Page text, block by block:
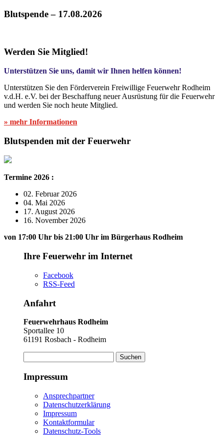
Blutspende – 17.08.2026
Werden Sie Mitglied!
Unterstützen Sie uns, damit wir Ihnen helfen können!
Unterstützen Sie den Förderverein Freiwillige Feuerwehr Rodheim
v.d.H. e.V. bei der Beschaffung neuer Ausrüstung für die Feuerwehr
und werden Sie noch heute Mitglied.
» mehr Informationen
Blutspenden mit der Feuerwehr
Termine 2026 :
02. Februar 2026
04. Mai 2026
17. August 2026
16. November 2026
von 17:00 Uhr bis 21:00 Uhr im Bürgerhaus Rodheim
Ihre Feuerwehr im Internet
Facebook
RSS-Feed
Anfahrt
Feuerwehrhaus Rodheim
Sportallee 10
61191 Rosbach - Rodheim
nach:
Impressum
Ansprechpartner
Datenschutzerklärung
Impressum
Kontaktformular
Datenschutz-Tools